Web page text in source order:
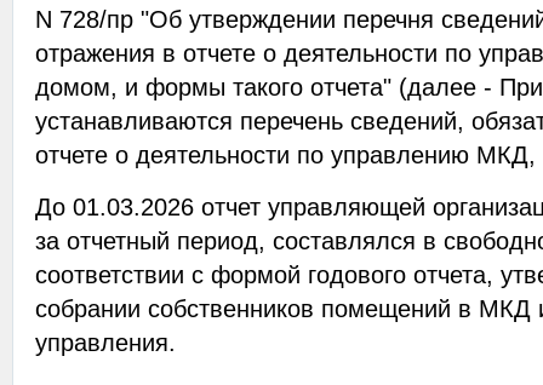
N 728/пр "Об утверждении перечня
отражения в отчете о деятельности по
домом, и формы такого отчета" (далее -
устанавливаются перечень сведений,
отчете о деятельности по управлению МКД,
До 01.03.2026 отчет управляющей
за отчетный период, составлялся в
соответствии с формой годового отчета,
собрании собственников помещений в МКД
управления.